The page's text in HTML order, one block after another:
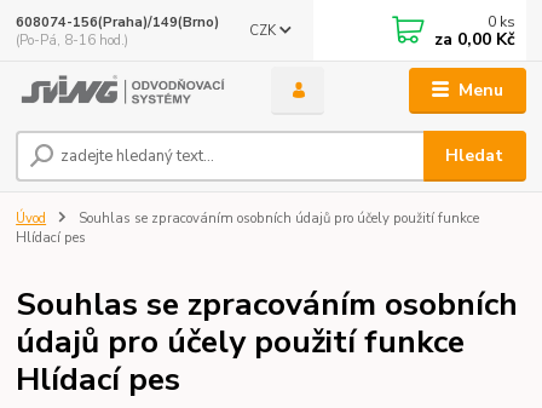
Menu
CZK
Hledat
608074-156(Praha)/149(Brno)
(Po-Pá, 8-16 hod.)
0 ks
za 0,00 Kč
Úvod
Souhlas se zpracováním osobních údajů pro účely použití funkce
Hlídací pes
Souhlas se zpracováním osobních
údajů pro účely použití funkce
Hlídací pes